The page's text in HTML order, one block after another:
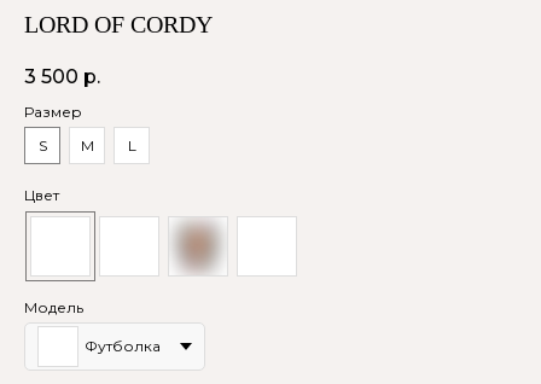
LORD OF CORDY
3 500 р.
Размер
S
M L
Цвет
Модель
Футболка